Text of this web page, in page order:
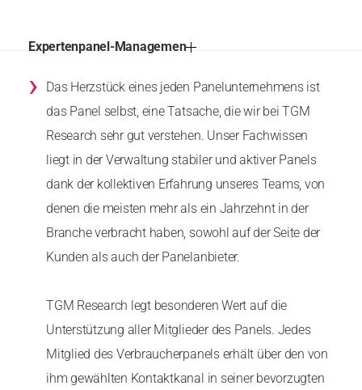
Expertenpanel-Managemen
›
Das Herzstück eines jeden Panelunternehmens ist
das Panel selbst, eine Tatsache, die wir bei TGM
Research sehr gut verstehen. Unser Fachwissen
liegt in der Verwaltung stabiler und aktiver Panels
dank der kollektiven Erfahrung unseres Teams, von
denen die meisten mehr als ein Jahrzehnt in der
Branche verbracht haben, sowohl auf der Seite der
Kunden als auch der Panelanbieter.
TGM Research legt besonderen Wert auf die
Unterstützung aller Mitglieder des Panels. Jedes
Mitglied des Verbraucherpanels erhält über den von
ihm gewählten Kontaktkanal in seiner bevorzugten